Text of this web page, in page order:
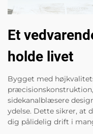
Et
holde livet
Bygget med
sidekanalblæsere
ydelse. Dette sikrer, at
dig pålidelig drift i